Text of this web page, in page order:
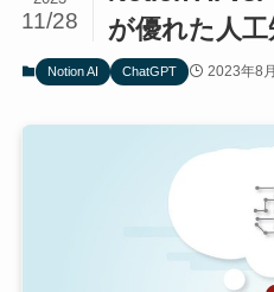
が優れた人工
11/28
Notion AI ChatGPT 2023年8